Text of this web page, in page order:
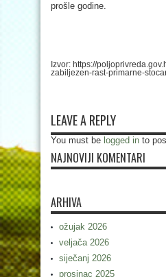
prošle godine.
Izvor: https://
zabiljezen-rast-primarne-
LEAVE A REPLY
You must be logged in to
NAJNOVIJI KOMENTARI
ARHIVA
ožujak 2026
veljača 2026
siječanj 2026
prosinac 2025